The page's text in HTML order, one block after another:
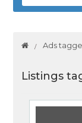
Ads
Listings